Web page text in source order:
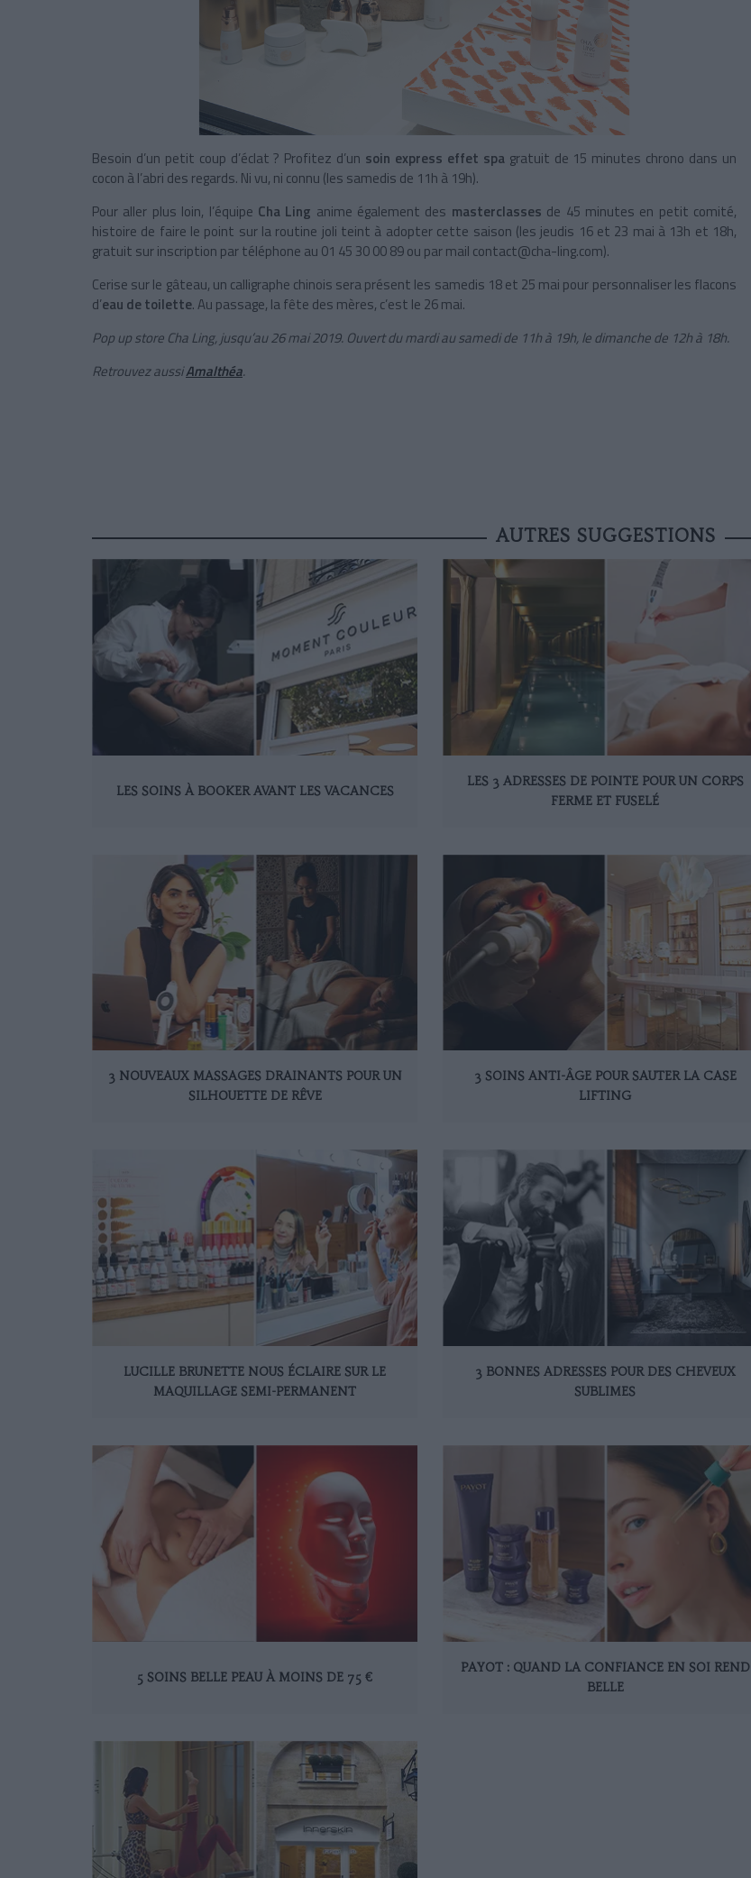
Besoin d’un petit coup d’éclat ? Profitez d’un soin express effet spa gratuit de 15 minutes chrono dans un
cocon à l’abri des regards. Ni vu, ni connu (les samedis de 11h à 19h).
Pour aller plus loin, l’équipe Cha Ling anime également des masterclasses de 45 minutes en petit comité,
histoire de faire le point sur la routine joli teint à adopter cette saison (les jeudis 16 et 23 mai à 13h et 18h,
gratuit sur inscription par téléphone au 01 45 30 00 89 ou par mail contact@cha-ling.com).
Cerise sur le gâteau, un calligraphe chinois sera présent les samedis 18 et 25 mai pour personnaliser les flacons
d’eau de toilette. Au passage, la fête des mères, c’est le 26 mai.
Pop up store Cha Ling, jusqu’au 26 mai 2019. Ouvert du mardi au samedi de 11h à 19h, le dimanche de 12h à 18h.
Retrouvez aussiAmalthéa.
AUTRES SUGGESTIONS
LES SOINS À BOOKER AVANT LES VACANCES
LES 3 ADRESSES DE POINTE POUR UN CORPS
FERME ET FUSELÉ
3 NOUVEAUX MASSAGES DRAINANTS POUR UN
SILHOUETTE DE RÊVE
3 SOINS ANTI-ÂGE POUR SAUTER LA CASE
LIFTING
LUCILLE BRUNETTE NOUS ÉCLAIRE SUR LE
MAQUILLAGE SEMI-PERMANENT
3 BONNES ADRESSES POUR DES CHEVEUX
SUBLIMES
5 SOINS BELLE PEAU À MOINS DE 75 €
PAYOT : QUAND LA CONFIANCE EN SOI REND
BELLE